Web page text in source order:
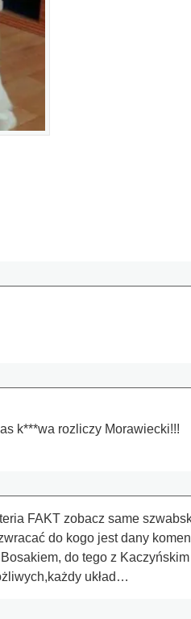
k***wa rozliczy Morawiecki!!!
FAKT zobacz same
do kogo jest dany
do tego z
układ…